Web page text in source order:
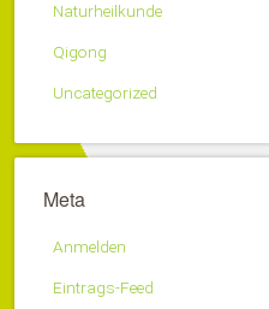
Naturheilkunde
Qigong
Uncategorized
Meta
Anmelden
Eintrags-Feed